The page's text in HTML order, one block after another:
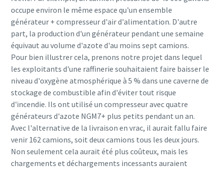
occupe environ le même espace qu'un ensemble
générateur + compresseur d'air d'alimentation. D'autre
part, la production d'un générateur pendant une semaine
équivaut au volume d'azote d'au moins sept camions.
Pour bien illustrer cela, prenons notre projet dans lequel
les exploitants d'une raffinerie souhaitaient faire baisser le
niveau d'oxygène atmosphérique à 5 % dans une caverne de
stockage de combustible afin d'éviter tout risque
d'incendie. Ils ont utilisé un compresseur avec quatre
générateurs d'azote NGM7+ plus petits pendant un an.
Avec l'alternative de la livraison en vrac, il aurait fallu faire
venir 162 camions, soit deux camions tous les deux jours.
Non seulement cela aurait été plus coûteux, mais les
chargements et déchargements incessants auraient